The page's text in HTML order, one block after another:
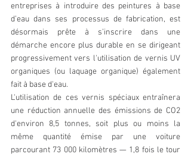
entreprises à introduire des peintures à base
d’eau dans ses processus de fabrication, est
désormais prête à s’inscrire dans une
démarche encore plus durable en se dirigeant
progressivement vers l'utilisation de vernis UV
organiques (ou laquage organique) également
fait à base d'eau.
L'utilisation de ces vernis spéciaux entraînera
une réduction annuelle des émissions de CO2
d'environ 8,5 tonnes, soit plus ou moins la
même quantité émise par une voiture
parcourant 73 000 kilomètres — 1,8 fois le tour